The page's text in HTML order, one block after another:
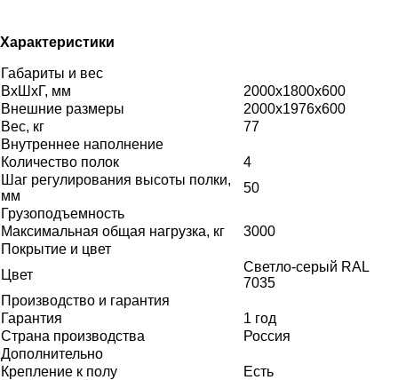
Характеристики
Габариты и вес
ВхШхГ, мм
2000x1800x600
Внешние размеры
2000x1976x600
Вес, кг
77
Внутреннее наполнение
Количество полок
4
Шаг регулирования высоты полки,
мм
50
Грузоподъемность
Максимальная общая нагрузка, кг
3000
Покрытие и цвет
Цвет
Светло-серый RAL
7035
Производство и гарантия
Гарантия
1 год
Страна производства
Россия
Дополнительно
Крепление к полу
Есть